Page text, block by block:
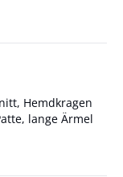
Hemdkragen
lange Ärmel